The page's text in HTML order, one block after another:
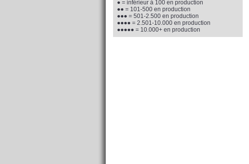
● = inférieur à 100 en production
●● = 101-500 en production
●●● = 501-2.500 en production
●●●● = 2.501-10.000 en production
●●●●● = 10.000+ en production